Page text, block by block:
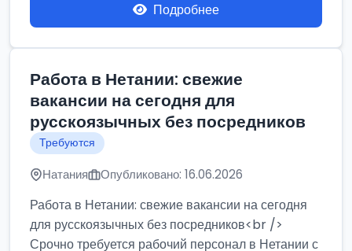
Подробнее
Работа в Нетании: свежие
вакансии на сегодня для
русскоязычных без посредников
Требуются
Натания Опубликовано: 16.06.2026
Работа в Нетании: свежие вакансии на сегодня
для русскоязычных без посредников<br />
Срочно требуется рабочий персонал в Нетании с